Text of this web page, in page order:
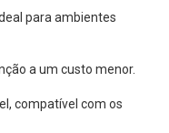
para ambientes
a um custo menor.
compatível com os